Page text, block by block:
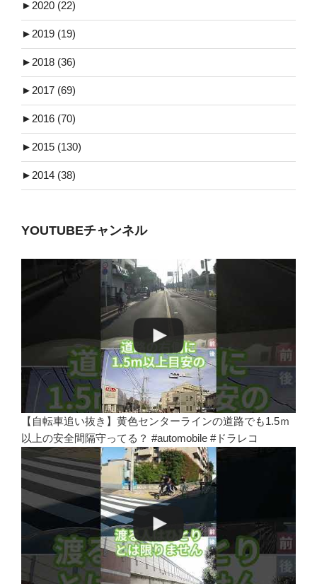
► 2020 (22)
► 2019 (19)
► 2018 (36)
► 2017 (69)
► 2016 (70)
► 2015 (130)
► 2014 (38)
YOUTUBEチャンネル
【自転車追い抜き】黄色センターラインの道路でも1.5ｍ
以上の安全間隔守ってる？ #automobile #ドラレコ